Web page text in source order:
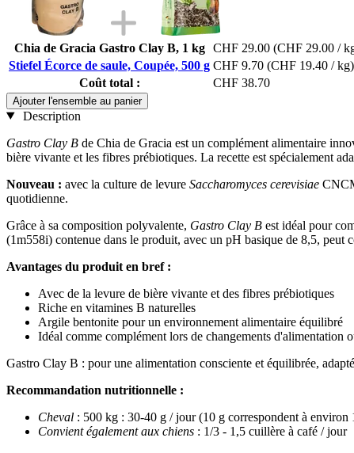
Chia de Gracia Gastro Clay B, 1 kg CHF 29.00 (CHF 29.00 /
Stiefel Écorce de saule, Coupée, 500 g CHF 9.70 (CHF 19.40 / kg)
Coût total :
CHF 38.70
Ajouter l'ensemble au panier
Description
Gastro Clay B de Chia de Gracia est un complément alimentaire
bière vivante et les fibres prébiotiques. La recette est spécialement
Nouveau : avec la culture de levure Saccharomyces cerevisiae
quotidienne.
Grâce à sa composition polyvalente, Gastro Clay B est idéal pour
(1m558i) contenue dans le produit, avec un pH basique de 8,5, peut
Avantages du produit en bref :
Avec de la levure de bière vivante et des fibres prébiotiques
Riche en vitamines B naturelles
Argile bentonite pour un environnement alimentaire équilibré
Idéal comme complément lors de changements d'alimentation
Gastro Clay B : pour une alimentation consciente et équilibrée,
Recommandation nutritionnelle :
Cheval : 500 kg : 30-40 g / jour (10 g correspondent à environ
Convient également aux chiens : 1/3 - 1,5 cuillère à café / jour